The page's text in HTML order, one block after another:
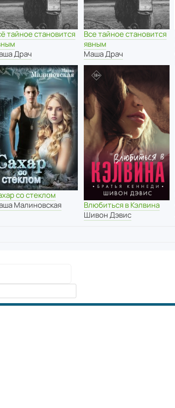
тайное становится
Драч
Все тайное становится
явным
Маша Драч
со стеклом
Малиновская
Влюбиться в Кэлвина
Шивон Дэвис